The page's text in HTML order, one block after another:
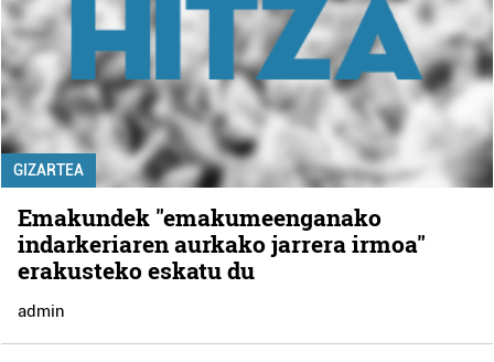
GIZARTEA
Emakundek "emakumeenganako
indarkeriaren aurkako jarrera irmoa"
erakusteko eskatu du
admin